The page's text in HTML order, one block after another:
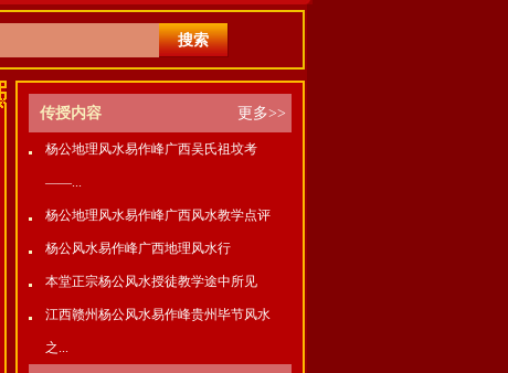
传授内容 更多>>
杨公地理风水易作峰广西吴氏祖坟考
——...
杨公地理风水易作峰广西风水教学点评
杨公风水易作峰广西地理风水行
本堂正宗杨公风水授徒教学途中所见
江西赣州杨公风水易作峰贵州毕节风水
之...